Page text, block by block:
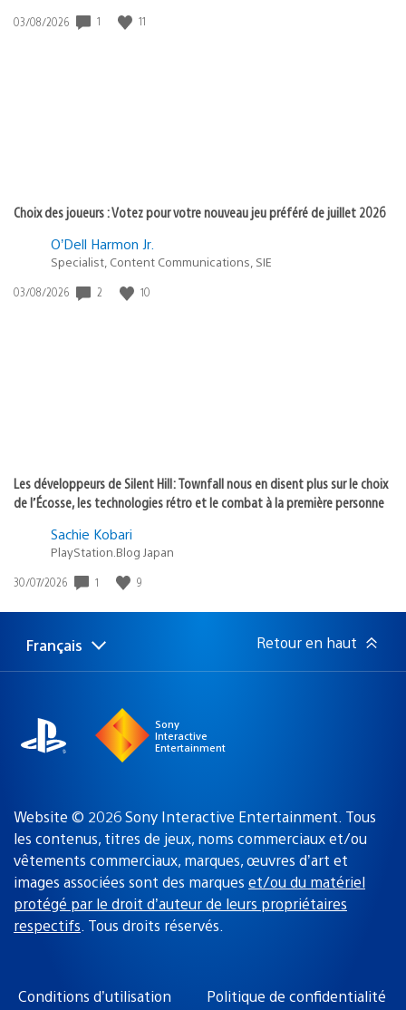
Date
03/08/2026 1 11
Choix des joueurs : Votez pour votre nouveau jeu préféré de juillet 2026
O’Dell Harmon Jr.
Specialist, Content Communications, SIE
Date
03/08/2026 2 10
Les développeurs de Silent Hill: Townfall nous en disent plus sur le choix
de l’Écosse, les technologies rétro et le combat à la première personne
Sachie Kobari
PlayStation.Blog Japan
Date
publication
30/07/2026 1 9
Choisir
Région
Français Retour en haut
Sony
Interactive
Entertainment
Website © 2026 Sony Interactive Entertainment. Tous
les contenus, titres de jeux, noms commerciaux et/ou
vêtements commerciaux, marques, œuvres d’art et
images associées sont des marques et/ou du matériel
protégé par le droit d’auteur de leurs propriétaires
respectifs. Tous droits réservés.
Conditions d’utilisation Politique de confidentialité